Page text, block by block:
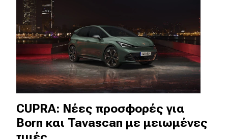
Συμβουλές
Χρηστικά
Συμβουλές
ΚΤΕΟ
Οδική βοήθεια
CUPRA: Νέες προσφορές για
Born και Tavascan με μειωμένες